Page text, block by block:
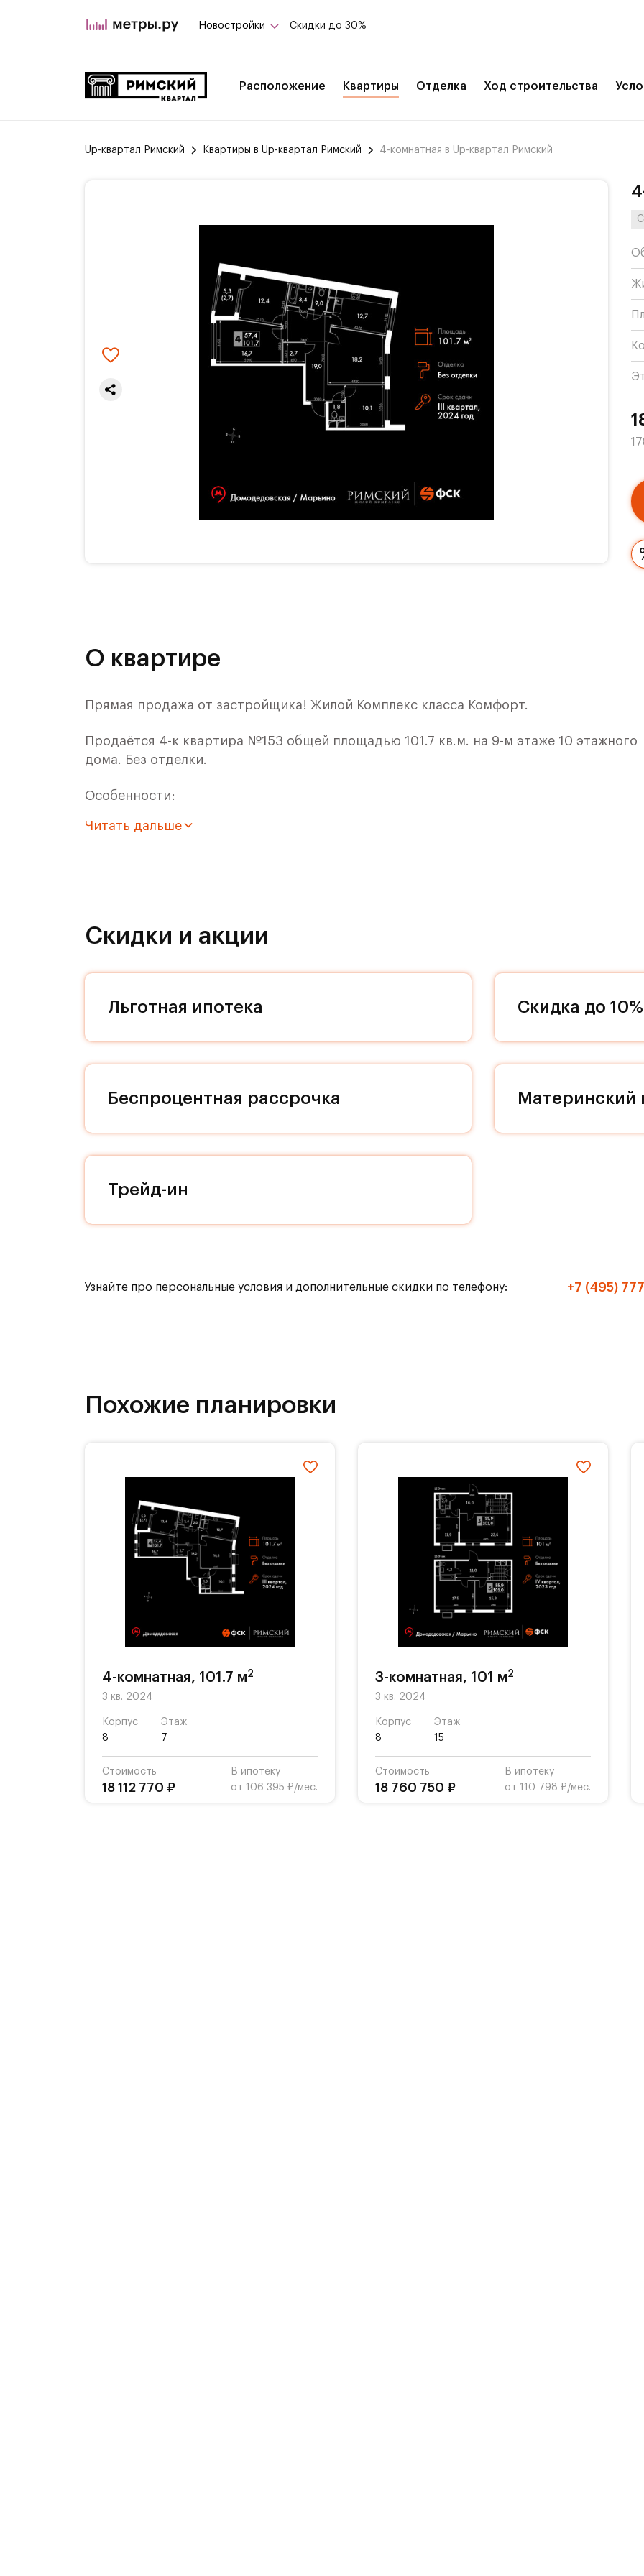
Новостройки Скидки до 30%
Расположение Квартиры Отделка Ход строительства
Up-квартал Римский Квартиры в Up-квартал Римский 4-комнатная в Up-квартал Римский
О квартире
Прямая продажа от застройщика! Жилой Комплекс класса Комфорт.
Продаётся 4-к квартира №153 общей площадью 101.7 кв.м. на 9-м этаже 10 этажного
дома. Без отделки.
Особенности:
- Квартира с панорамным остеклением. Шикарный вид вашей квартиры и максимум
Архитекторы позаботились, чтобы красота и комфорт стали частью повседневной
угадывается итальянская любовь к декоративности и качественным отделочным
наличие кладовых позволит вам поддерживать идеальный порядок и уют в вашей
квартире! На нижнем уровне комплекса проходят проезды, соединяющие весь
вызывает ассоциации с историческим культурным слоем романской эпохи. Поэтому
здесь вас не будет покидать ощущение особого места. Кладовые помещения
каждой секции, доступ к ним осуществляется на современном лифте МЭЛ с
уровнем шума. Бурная жизнь соседей больше не сможет нарушить ваш покой, а к вам
или Ваши дети захотят устроить ночную пробежку! Живите только по своим
Транспортная доступность:
Указана конечная стоимость.
Читать дальше
Скидки и акции
Льготная ипотека Скидка до 10%
Беспроцентная рассрочка Материнский
Трейд-ин
Узнайте про персональные условия и дополнительные скидки по телефону: +7 (495)
Похожие планировки
4-комнатная, 101.7 м2
3 кв. 2024
Корпус
8
Этаж
7
Стоимость
18 112 770 ₽
В ипотеку
от 106 395 ₽/мес.
3-комнатная, 101 м2
3 кв. 2024
Корпус
8
Этаж
15
Стоимость
18 760 750 ₽
В ипотеку
от 110 798 ₽/мес.